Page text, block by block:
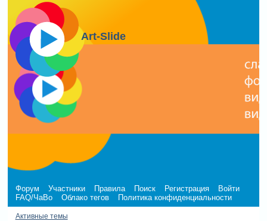
Art-Slide
Форум Участники Правила Поиск Регистрация
Войти
FAQ/ЧаВо
Облако тегов Политика конфиденциальности
Активные темы